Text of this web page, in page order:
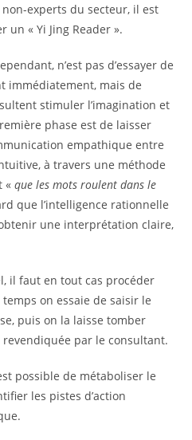
experts du secteur, il est
un « Yi Jing Reader ».
n’est pas d’essayer de
immédiatement, mais de
stimuler l’imagination et
phase est de laisser
empathique entre
à travers une méthode
«que les mots roulent dans le
que l’intelligence rationnelle
une interprétation claire,
il faut en tout cas procéder
on essaie de saisir le
puis on la laisse tomber
par le consultant.
possible de métaboliser le
les pistes d’action